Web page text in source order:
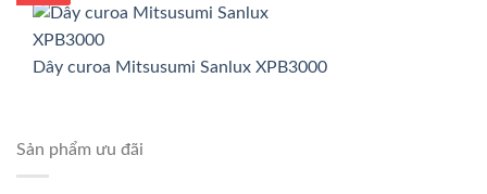
Dây curoa Mitsusumi Sanlux XPB3000
Sản phẩm ưu đãi